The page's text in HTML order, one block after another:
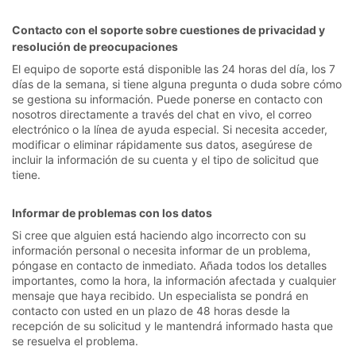
Contacto con el soporte sobre cuestiones de privacidad y
resolución de preocupaciones
El equipo de soporte está disponible las 24 horas del día, los 7
días de la semana, si tiene alguna pregunta o duda sobre cómo
se gestiona su información. Puede ponerse en contacto con
nosotros directamente a través del chat en vivo, el correo
electrónico o la línea de ayuda especial. Si necesita acceder,
modificar o eliminar rápidamente sus datos, asegúrese de
incluir la información de su cuenta y el tipo de solicitud que
tiene.
Informar de problemas con los datos
Si cree que alguien está haciendo algo incorrecto con su
información personal o necesita informar de un problema,
póngase en contacto de inmediato. Añada todos los detalles
importantes, como la hora, la información afectada y cualquier
mensaje que haya recibido. Un especialista se pondrá en
contacto con usted en un plazo de 48 horas desde la
recepción de su solicitud y le mantendrá informado hasta que
se resuelva el problema.